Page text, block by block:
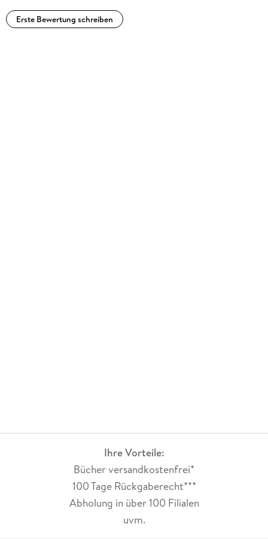
Erste Bewertung schreiben
Ihre Vorteile:
Bücher versandkostenfrei*
100 Tage Rückgaberecht***
Abholung in über 100 Filialen
uvm.